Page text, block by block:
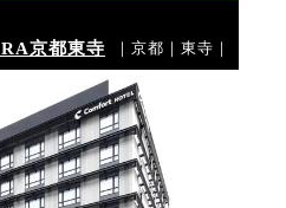
京都東寺 ｜京都｜東寺｜